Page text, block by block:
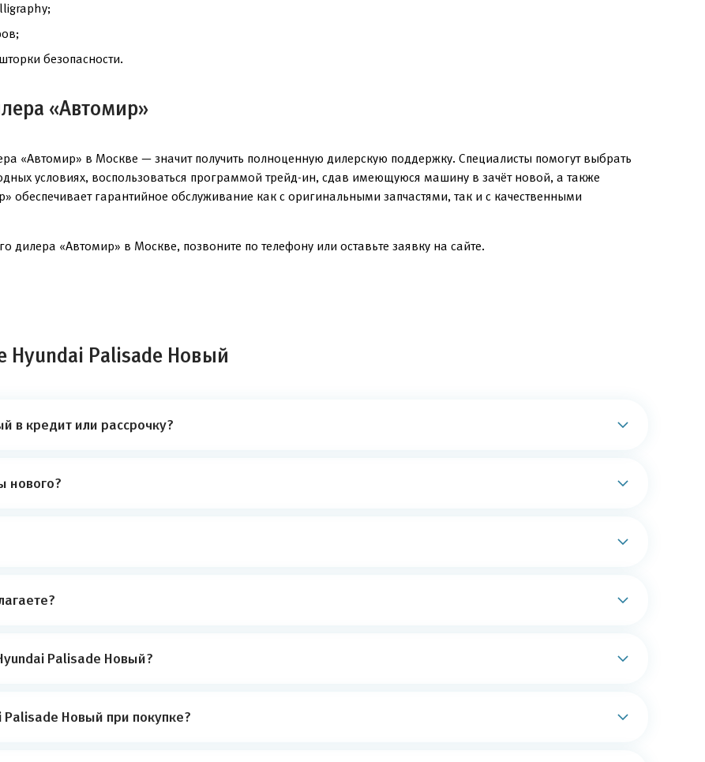
безопасности.
«Автомир»
«Автомир» в Москве — значит получить полноценную дилерскую поддержку. Специалисты помогут выбрать
условиях, воспользоваться программой трейд-ин, сдав имеющуюся машину в зачёт новой, а также
обеспечивает гарантийное обслуживание как с оригинальными запчастями, так и с качественными
«Автомир» в Москве, позвоните по телефону или оставьте заявку на сайте.
Hyundai Palisade Новый
в кредит или рассрочку?
нового?
Palisade Новый?
Новый при покупке?